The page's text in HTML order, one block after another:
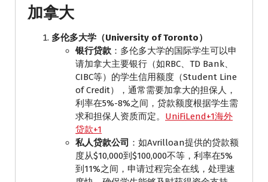
加拿大
多伦多大学（University of Toronto）
银行贷款 ：​多伦多大学的国际学生可以申
请加拿大主要银行（如RBC、TD Bank、
CIBC等）的学生信用额度（Student Line
of Credit），通常需要加拿大的担保人，
利率在5%-8%之间，贷款额度根据学生需
求和担保人资质而定。​ UniFiLend+1海外
贷款+1
私人贷款公司 ：​如Avrilloan提供的贷款额
度从$10,000到$100,000不等，利率在5%
到11%之间，申请过程完全在线，处理速